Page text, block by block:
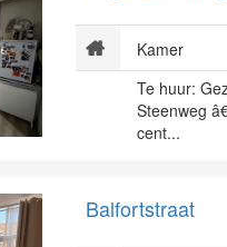
Kamer
Te huur:
Steenweg
cent...
Balfortstraat